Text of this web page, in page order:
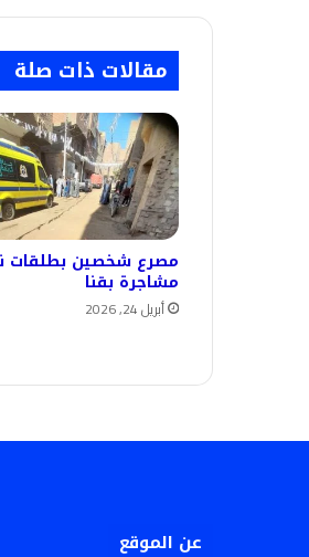
مقالات ذات صلة
مصرع شخصين بطلقات
مشاجرة بقنا
أبريل 24, 2026
عن الموقع